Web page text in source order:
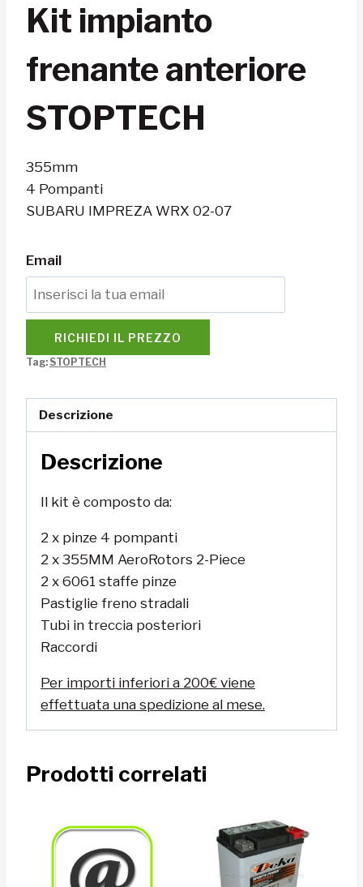
Kit impianto
frenante anteriore
STOPTECH
355mm
4 Pompanti
SUBARU IMPREZA WRX 02-07
Email
RICHIEDI IL PREZZO
Tag: STOPTECH
Descrizione
Descrizione
Il kit è composto da:
2 x pinze 4 pompanti
2 x 355MM AeroRotors 2-Piece
2 x 6061 staffe pinze
Pastiglie freno stradali
Tubi in treccia posteriori
Raccordi
Per importi inferiori a 200€ viene
effettuata una spedizione al mese.
Prodotti correlati